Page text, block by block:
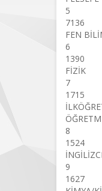
5
7136
FEN
6
1390
FİZİK
7
1715
8
1524
9
1627